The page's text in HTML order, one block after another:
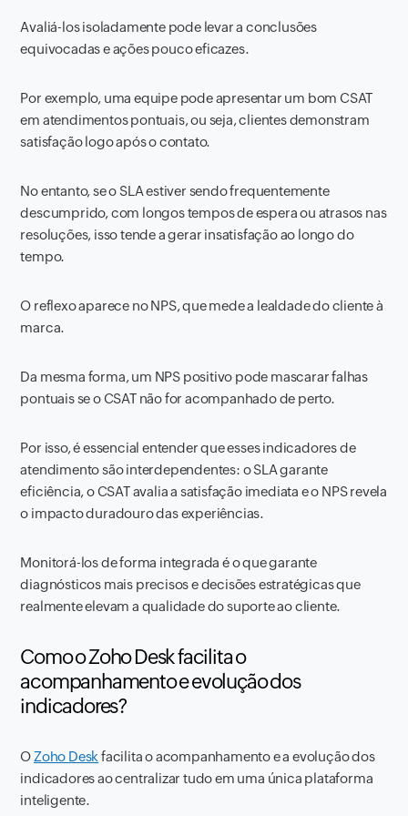
Avaliá-los isoladamente pode levar a conclusões
equivocadas e ações pouco eficazes.
Por exemplo, uma equipe pode apresentar um bom CSAT
em atendimentos pontuais, ou seja, clientes demonstram
satisfação logo após o contato.
No entanto, se o SLA estiver sendo frequentemente
descumprido, com longos tempos de espera ou atrasos nas
resoluções, isso tende a gerar insatisfação ao longo do
tempo.
O reflexo aparece no NPS, que mede a lealdade do cliente à
marca.
Da mesma forma, um NPS positivo pode mascarar falhas
pontuais se o CSAT não for acompanhado de perto.
Por isso, é essencial entender que esses indicadores de
atendimento são interdependentes: o SLA garante
eficiência, o CSAT avalia a satisfação imediata e o NPS revela
o impacto duradouro das experiências.
Monitorá-los de forma integrada é o que garante
diagnósticos mais precisos e decisões estratégicas que
realmente elevam a qualidade do suporte ao cliente.
Como o Zoho Desk facilita o
acompanhamento e evolução dos
indicadores?
O Zoho Desk facilita o acompanhamento e a evolução dos
indicadores ao centralizar tudo em uma única plataforma
inteligente.